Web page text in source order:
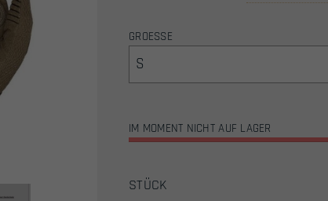
GROESSE
IM MOMENT NICHT AUF LAGER
STÜCK